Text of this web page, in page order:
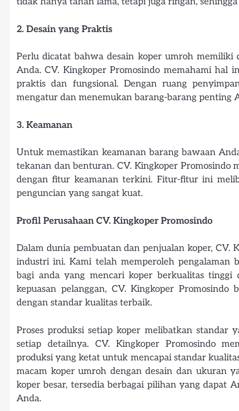
2. Desain yang Praktis
Perlu dicatat bahwa desain koper umroh memiliki
Anda. CV. Kingkoper Promosindo memahami hal
praktis dan fungsional. Dengan ruang
mengatur dan menemukan barang-barang penting
3. Keamanan
Untuk memastikan keamanan barang bawaan
tekanan dan benturan. CV. Kingkoper
dengan fitur keamanan terkini. Fitur-fitur ini
penguncian yang sangat kuat.
Profil Perusahaan CV. Kingkoper Promosindo
Dalam dunia pembuatan dan penjualan koper,
industri ini. Kami telah memperoleh pengalaman
bagi anda yang mencari koper berkualitas
kepuasan pelanggan, CV. Kingkoper
dengan standar kualitas terbaik.
Proses produksi setiap koper melibatkan standar
setiap detailnya. CV. Kingkoper Promosindo
produksi yang ketat untuk mencapai standar
macam koper umroh dengan desain dan ukuran
koper besar, tersedia berbagai pilihan yang dapat
Anda.